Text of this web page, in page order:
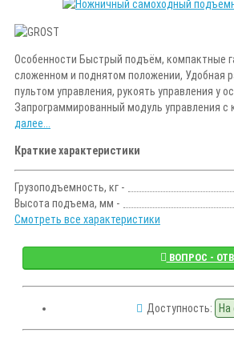
Особенности Быстрый подъём, компактные
сложенном и поднятом положении, Удобная
пультом управления, рукоять управления у
Запрограммированный модуль управления с
далее...
Краткие характеристики
Грузоподъемность, кг -
Высота подъема, мм -
Смотреть все характеристики
ВОПРОС -
Доступность: На